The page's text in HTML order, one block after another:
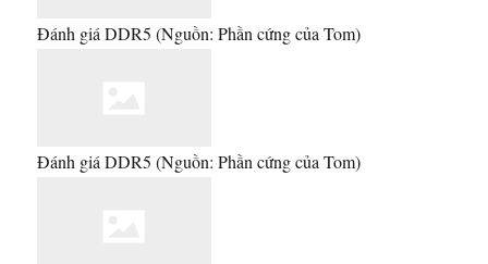
Đánh giá DDR5(Nguồn: Phần cứng của Tom)
Đánh giá DDR5(Nguồn: Phần cứng của Tom)